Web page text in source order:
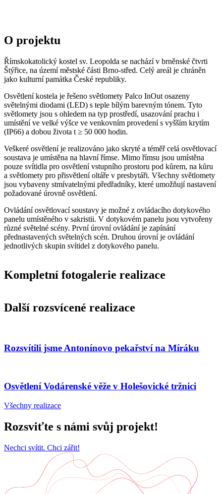
O projektu
Římskokatolický kostel sv. Leopolda se nachází v brněnské čtvrti
Štýřice, na území městské části Brno-střed. Celý areál je chráněn
jako kulturní památka České republiky.
Osvětlení kostela je řešeno světlomety Palco InOut osazeny
světelnými diodami (LED) s teple bílým barevným tónem. Tyto
světlomety jsou s ohledem na typ prostředí, usazování prachu i
umístění ve velké výšce ve venkovním provedení s vyšším krytím
(IP66) a dobou života t ≥ 50 000 hodin.
Veškeré osvětlení je realizováno jako skryté a téměř celá osvětlovací
soustava je umístěna na hlavní římse. Mimo římsu jsou umístěna
pouze svítidla pro osvětlení vstupního prostoru pod kůrem, na kůru
a světlomety pro přisvětlení oltáře v presbytáři. Všechny světlomety
jsou vybaveny stmívatelnými předřadníky, které umožňují nastavení
požadované úrovně osvětlení.
Ovládání osvětlovací soustavy je možné z ovládacího dotykového
panelu umístěného v sakristii. V dotykovém panelu jsou vytvořeny
různé světelné scény. První úrovní ovládání je zapínání
přednastavených světelných scén. Druhou úrovní je ovládání
jednotlivých skupin svítidel z dotykového panelu.
Kompletní fotogalerie realizace
Další rozsvícené realizace
Rozsvítili jsme Antonínovo pekařství na Míráku
Osvětlení Vodárenské věže v Holešovické tržnici
Všechny realizace
Rozsviťte s námi svůj projekt!
Nechci svítit. Chci zářit!